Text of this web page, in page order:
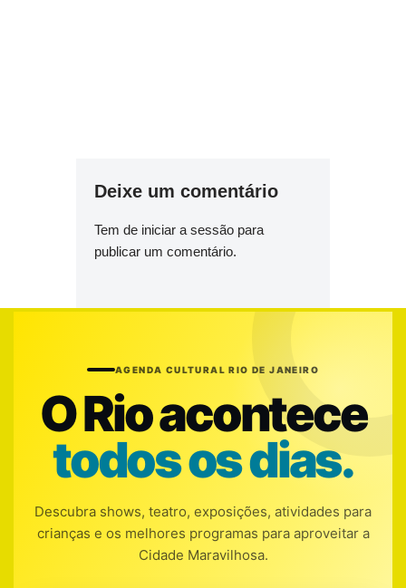
Deixe um comentário
Tem de iniciar a sessão para
publicar um comentário.
AGENDA CULTURAL RIO DE JANEIRO
O Rio acontece
todos os dias.
Descubra shows, teatro, exposições, atividades para
crianças e os melhores programas para aproveitar a
Cidade Maravilhosa.